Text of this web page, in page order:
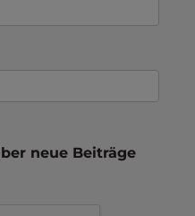
neue Beiträge